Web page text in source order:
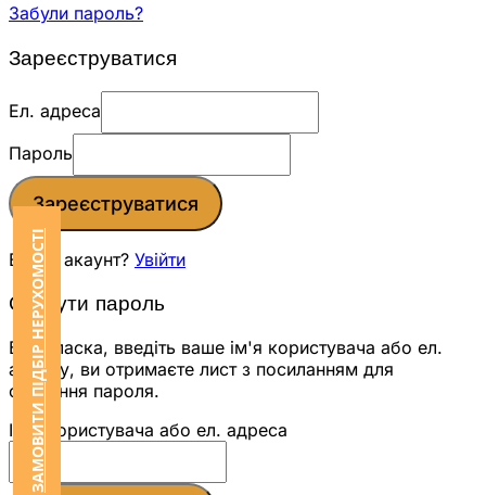
ЗАМОВИТИ ПІДБІР НЕРУХОМОСТІ
Забули пароль?
Зареєструватися
Ел. адреса
Пароль
Зареєструватися
Вже є акаунт? Увійти
Скинути пароль
Будь ласка, введіть ваше ім'я користувача або ел.
адресу, ви отримаєте лист з посиланням для
скидання пароля.
Ім'я користувача або ел. адреса